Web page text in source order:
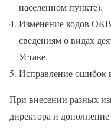
населенном пункте).
Изменение кодов
сведениям о видах
Уставе.
Исправление
При внесении разных
директора и